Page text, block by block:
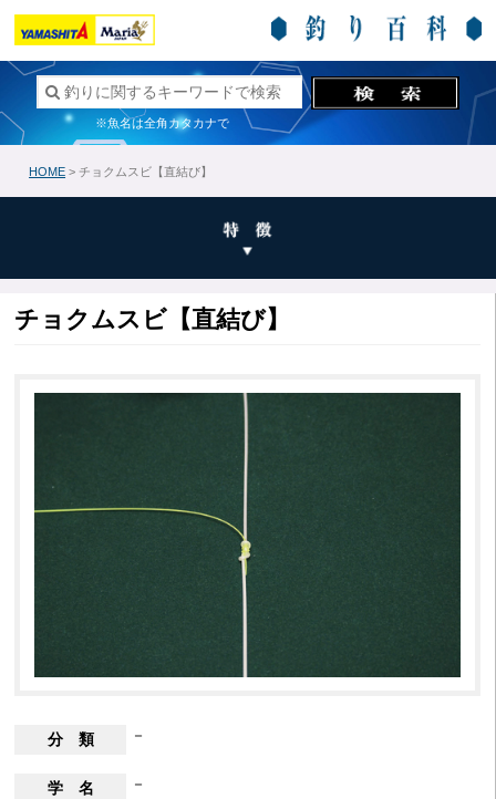
※魚名は全角カタカナで
HOME > チョクムスビ【直結び】
チョクムスビ【直結び】
分 類 －
学 名 －